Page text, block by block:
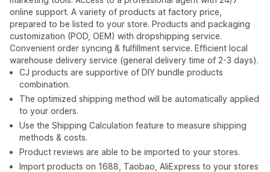
online support. A variety of products at factory price,
prepared to be listed to your store. Products and packaging
customization (POD, OEM) with dropshipping service.
Convenient order syncing & fulfillment service. Efficient local
warehouse delivery service (general delivery time of 2-3 days).
CJ products are supportive of DIY bundle products
combination.
The optimized shipping method will be automatically applied
to your orders.
Use the Shipping Calculation feature to measure shipping
methods & costs.
Product reviews are able to be imported to your stores.
Import products on 1688, Taobao, AliExpress to your stores